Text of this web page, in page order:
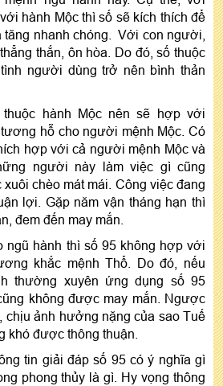
hành Mộc thì số sẽ kích thích để
nhanh chóng. Với con người,
thắn, ôn hòa. Do đó, số thuộc
người dùng trở nên bình thản
hành Mộc nên sẽ hợp với
hỗ cho người mệnh Mộc. Có
hợp với cả người mệnh Mộc và
người này làm việc gì cũng
chèo mát mái. Công việc đang
lợi. Gặp năm vận tháng hạn thì
đem đến may mắn.
ngũ hành thì số 95 không hợp với
khắc mệnh Thổ. Do đó, nếu
thường xuyên ứng dụng số 95
không được may mắn. Ngược
chịu ảnh hưởng nặng của sao Tuế
khó được thông thuận.
tin giải đáp số 95 có ý nghĩa gì
phong thủy là gì. Hy vọng thông